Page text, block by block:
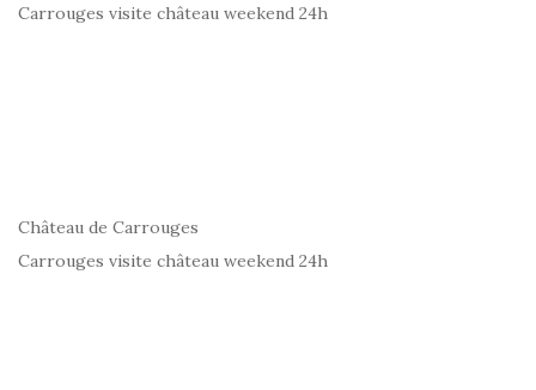
Carrouges visite château weekend 24h
Château de Carrouges
Carrouges visite château weekend 24h